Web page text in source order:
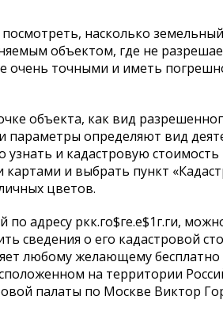
насколько земельный
объектом, где не
очень точными и иметь
объекта, как вид
параметры определяют вид
и кадастровую
и выбрать пункт
цветов.
адресу ркк.го$ге.е$1г.ги,
сведения о его кадастровой
любому желающему
на территории
палаты по Москве Виктор